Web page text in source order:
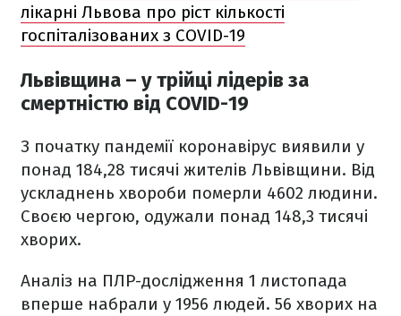
лікарні Львова про ріст кількості
госпіталізованих з COVID-19
Львівщина – у трійці лідерів за
смертністю від COVID-19
З початку пандемії коронавірус виявили у
понад 184,28 тисячі жителів Львівщини. Від
ускладнень хвороби померли 4602 людини.
Своєю чергою, одужали понад 148,3 тисячі
хворих.
Аналіз на ПЛР-дослідження 1 листопада
вперше набрали у 1956 людей. 56 хворих на